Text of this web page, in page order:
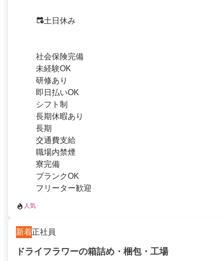
土日休み
社会保険完備
未経験OK
研修あり
即日払いOK
シフト制
長期休暇あり
長期
交通費支給
職場内禁煙
寮完備
ブランクOK
フリーター歓迎
人気
新着正社員
ドライフラワーの箱詰め・梱包・工場